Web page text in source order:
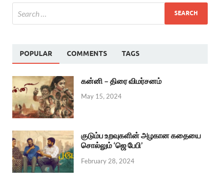
POPULAR COMMENTS TAGS
கன்னி – திரை விமர்சனம்
May 15, 2024
குடும்ப உறவுகளின் அழகான கதையை
சொல்லும் ‘ஜெ பேபி’
February 28, 2024